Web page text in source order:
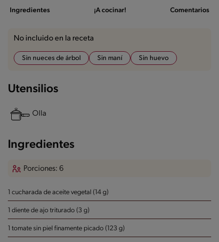
Ingredientes ¡A cocinar! Comentarios
No incluido en la receta
Sin nueces de árbol Sin maní Sin huevo
Utensilios
Olla
Ingredientes
Porciones: 6
1 cucharada de aceite vegetal (14 g)
1 diente de ajo triturado (3 g)
1 tomate sin piel finamente picado (123 g)